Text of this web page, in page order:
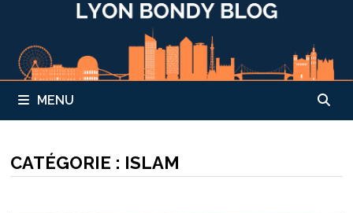
MENU
CATÉGORIE : ISLAM